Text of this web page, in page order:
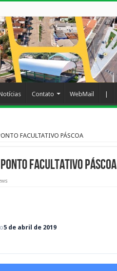
Contato WebMail
FACULTATIVO PÁSCOA
FACULTATIVO PÁSCOA
5 de abril de 2019